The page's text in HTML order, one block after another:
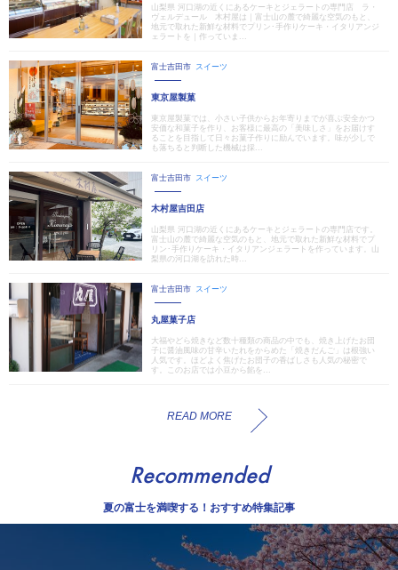
山梨県 河口湖の近くにあるケーキとジェラートの専門店 ラ・
ヴェルデュール 木村屋は｜富士山の麓で綺麗な空気のもと、
地元で取れた新鮮な材料でプリン･手作りケーキ・イタリアンジ
ェラートを｜作っていま...
富士吉田市 スイーツ
東京屋製菓
東京屋製菓では、小さい子供からお年寄りまでが喜ぶ安全かつ
安価な和菓子を作り、お客様に最高の「美味しさ」をお届けす
ることを目指して日々お菓子作りに励んでいます。味が少しで
も落ちると判断した機械は採...
富士吉田市 スイーツ
木村屋吉田店
山梨県 河口湖の近くにあるケーキとジェラートの専門店です。
富士山の麓で綺麗な空気のもと、地元で取れた新鮮な材料でプ
リン･手作りケーキ・イタリアンジェラートを作っています。山
梨県の河口湖を訪れた時...
富士吉田市 スイーツ
丸屋菓子店
大福やどら焼きなど数十種類の商品の中でも、焼き上げたお団
子に醤油風味の甘辛いたれをからめた「焼きだんご」は根強い
人気です。ほどよく焦げたお団子の香ばしさも人気の秘密で
す。このお店では小豆から餡を...
READ MORE
Recommended
夏の富士を満喫する！おすすめ特集記事